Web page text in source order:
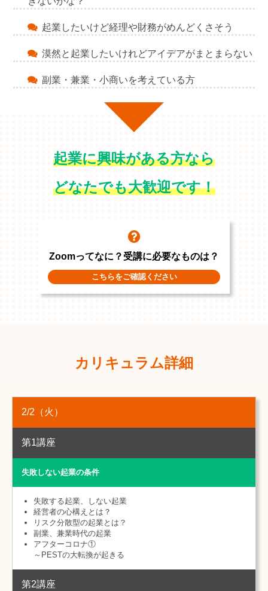
起業したいけど経理や財務がめんどくさそう
漠然と起業したいけれどアイデアがまとまらない
副業・兼業・小商いを考えている方
起業に興味がある方なら
どなたでも大歓迎です！
Zoomってなに？受講に必要なものは？
こちらをご確認ください
カリキュラム詳細
2/2 （火）
第1講座
失敗しない起業の条件
失敗する起業、しない起業
経営者の心構えとは？
リスク分散型の起業とは？
副業、兼業時代の起業
アフターコロナ①
～PESTの大転換が起きる
第2講座